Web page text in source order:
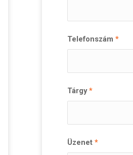
Telefonszám *
Tárgy*
Üzenet *